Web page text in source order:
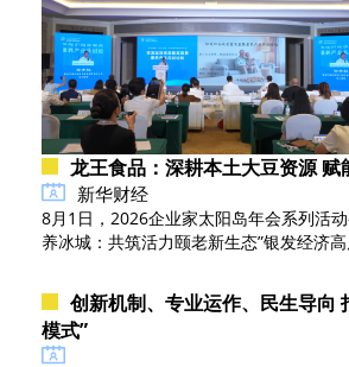
龙王食品：深耕本土大豆资源 赋
新华财经
8月1日，2026企业家太阳岛年会系列活
养冰城：共筑活力颐老新生态”银发经济
创新机制、专业运作、民生导向
模式”